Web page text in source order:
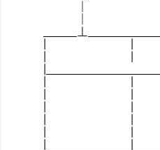
＿＿＿⊥＿＿＿＿＿＿